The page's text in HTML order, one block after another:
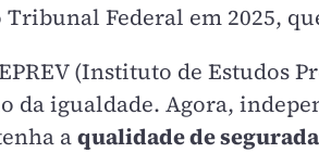
Federal em 2025,
(Instituto de Estudos
igualdade. Agora,
aqualidade de segurada